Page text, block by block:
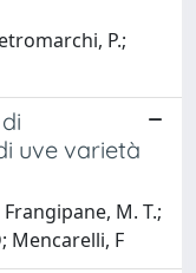
P.;
uve varietà
M. T.;
Mencarelli, F